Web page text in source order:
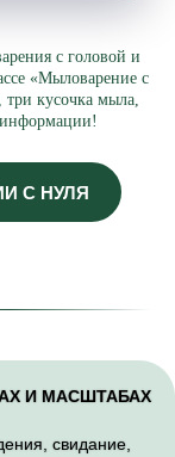
с головой и
«Мыловарение с
три кусочка мыла,
С НУЛЯ
И МАСШТАБАХ
свидание,